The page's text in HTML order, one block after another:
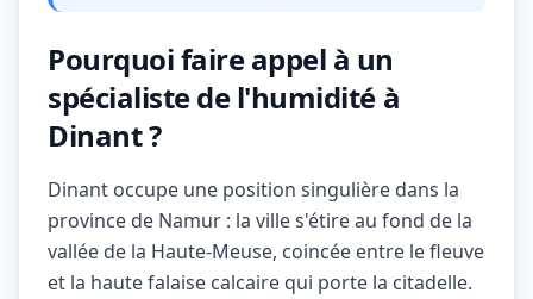
Pourquoi faire appel à un
spécialiste de l'humidité à
Dinant ?
Dinant occupe une position singulière dans la
province de Namur : la ville s'étire au fond de la
vallée de la Haute-Meuse, coincée entre le fleuve
et la haute falaise calcaire qui porte la citadelle.